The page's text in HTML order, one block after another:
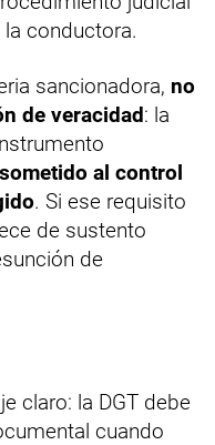
conductora.
sancionadora, no
de veracidad: la
al control
. Si ese requisito
de sustento
de
claro: la DGT debe
cuando